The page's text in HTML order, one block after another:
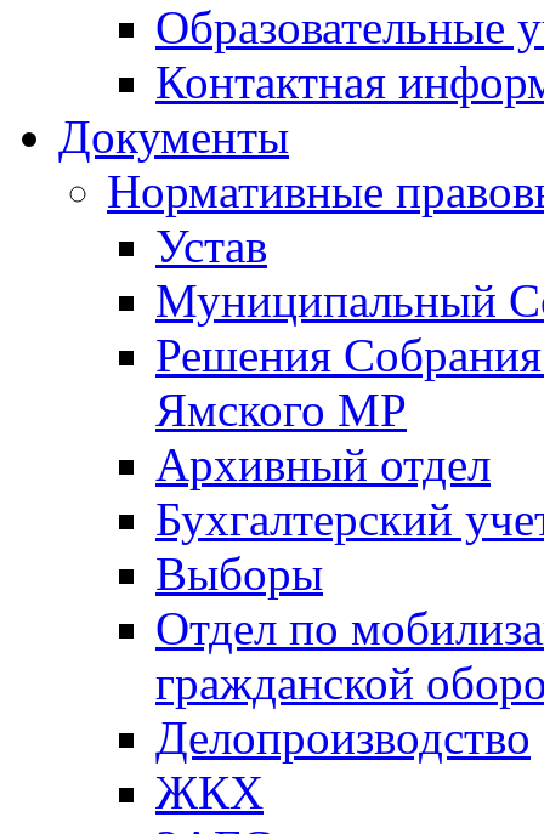
Образовательные
Контактная
Документы
Нормативные
Устав
Муниципальный
Решения
Ямского МР
Архивный отдел
Бухгалтерский
Выборы
Отдел по
гражданской
Делопроизводство
ЖКХ